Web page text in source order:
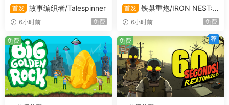
首发 故事编织者/Talespinner
6小时前 免费
首发 铁巢重炮/IRON NEST:
Heavy Turret Simulator
6小时前 免费
免费 免费 荐